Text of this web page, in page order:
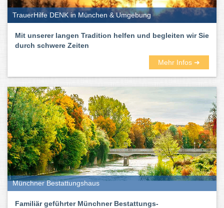
TrauerHilfe DENK in München & Umgebung
Mit unserer langen Tradition helfen und begleiten wir Sie
durch schwere Zeiten
Mehr Infos ➜
Münchner Bestattungshaus
Familiär geführter Münchner Bestattungs-